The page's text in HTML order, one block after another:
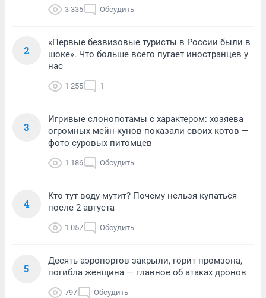
3 335 Обсудить
2
«Первые безвизовые туристы в России были в
шоке». Что больше всего пугает иностранцев у
нас
1 255 1
3
Игривые слонопотамы с характером: хозяева
огромных мейн-кунов показали своих котов —
фото суровых питомцев
1 186 Обсудить
4
Кто тут воду мутит? Почему нельзя купаться
после 2 августа
1 057 Обсудить
5
Десять аэропортов закрыли, горит промзона,
погибла женщина — главное об атаках дронов
797 Обсудить